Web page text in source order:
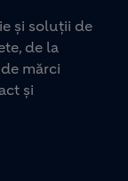
și soluții de
de la
mărci
și